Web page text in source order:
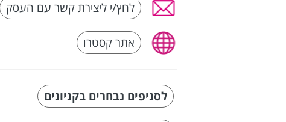
לחץ/י ליצירת קשר עם העסק
אתר קסטרו
לסניפים נבחרים בקניונים